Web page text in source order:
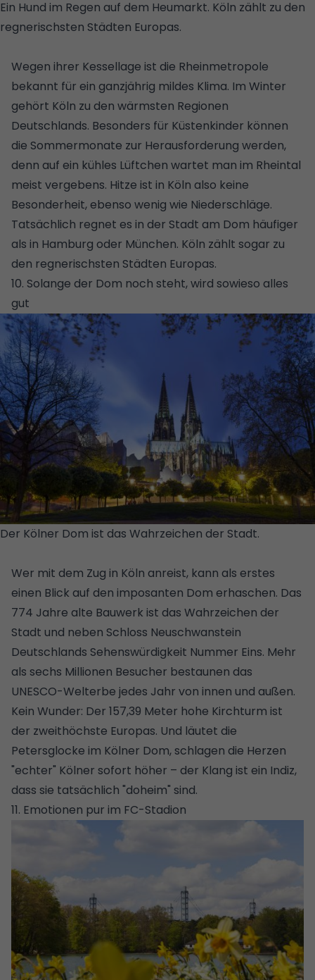
Ein Hund im Regen auf dem Heumarkt. Köln zählt zu den
regnerischsten Städten Europas.
Wegen ihrer Kessellage ist die Rheinmetropole
bekannt für ein ganzjährig mildes Klima. Im Winter
gehört Köln zu den wärmsten Regionen
Deutschlands. Besonders für Küstenkinder können
die Sommermonate zur Herausforderung werden,
denn auf ein kühles Lüftchen wartet man im Rheintal
meist vergebens. Hitze ist in Köln also keine
Besonderheit, ebenso wenig wie Niederschläge.
Tatsächlich regnet es in der Stadt am Dom häufiger
als in Hamburg oder München. Köln zählt sogar zu
den regnerischsten Städten Europas.
10. Solange der Dom noch steht, wird sowieso alles
gut
Der Kölner Dom ist das Wahrzeichen der Stadt.
Wer mit dem Zug in Köln anreist, kann als erstes
einen Blick auf den imposanten Dom erhaschen. Das
774 Jahre alte Bauwerk ist das Wahrzeichen der
Stadt und neben Schloss Neuschwanstein
Deutschlands Sehenswürdigkeit Nummer Eins. Mehr
als sechs Millionen Besucher bestaunen das
UNESCO-Welterbe jedes Jahr von innen und außen.
Kein Wunder: Der 157,39 Meter hohe Kirchturm ist
der zweithöchste Europas. Und läutet die
Petersglocke im Kölner Dom, schlagen die Herzen
"echter" Kölner sofort höher – der Klang ist ein Indiz,
dass sie tatsächlich "doheim" sind.
11. Emotionen pur im FC-Stadion